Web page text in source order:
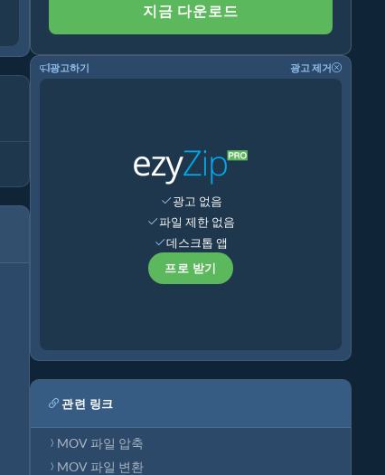
지금 다운로드
광고하기 광고 제거
광고 없음
파일 제한 없음
데스크톱 앱
프로 받기
관련 링크
MOV 파일 압축
MOV 파일 변환